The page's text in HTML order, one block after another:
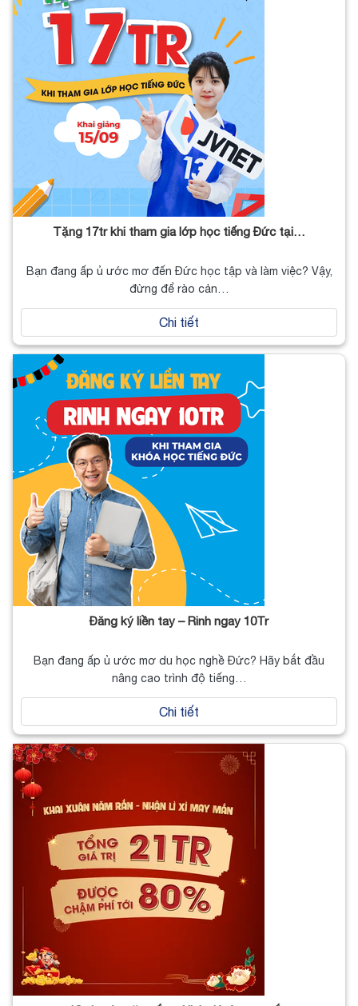
Tặng 17tr khi tham gia lớp học tiếng Đức tại…
Bạn đang ấp ủ ước mơ đến Đức học tập và làm việc? Vậy,
đừng để rào cản…
Chi tiết
Đăng ký liền tay – Rinh ngay 10Tr
Bạn đang ấp ủ ước mơ du học nghề Đức? Hãy bắt đầu
nâng cao trình độ tiếng…
Chi tiết